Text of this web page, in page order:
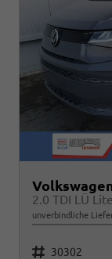
2.0 TDI LÜ
unverbindliche
Fahrzeugnr. 30302